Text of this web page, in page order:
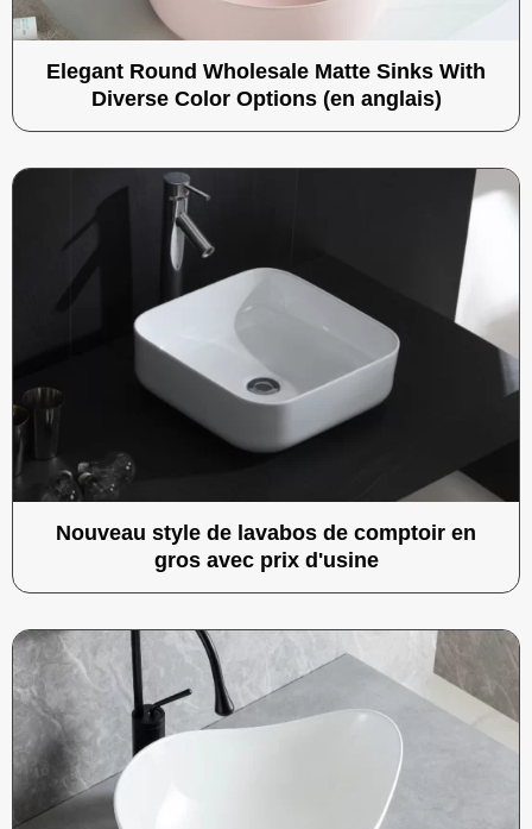
Elegant Round Wholesale Matte Sinks With
Diverse Color Options (en anglais)
Nouveau style de lavabos de comptoir en
gros avec prix d'usine